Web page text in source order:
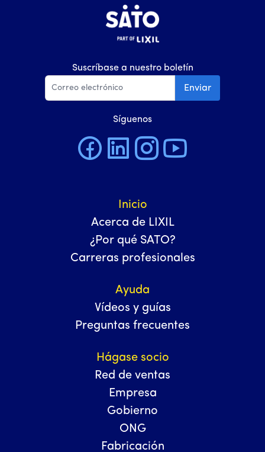
Suscríbase a nuestro boletín
Enviar
Síguenos
Inicio
Acerca de LIXIL
¿Por qué SATO?
Carreras profesionales
Ayuda
Vídeos y guías
Preguntas frecuentes
Hágase socio
Red de ventas
Empresa
Gobierno
ONG
Fabricación